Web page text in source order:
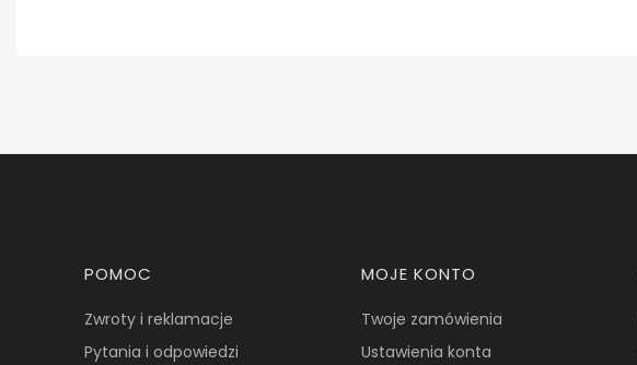
Linki w stopce
POMOC
Zwroty i reklamacje
Pytania i odpowiedzi
MOJE KONTO
Twoje zamówienia
Ustawienia konta